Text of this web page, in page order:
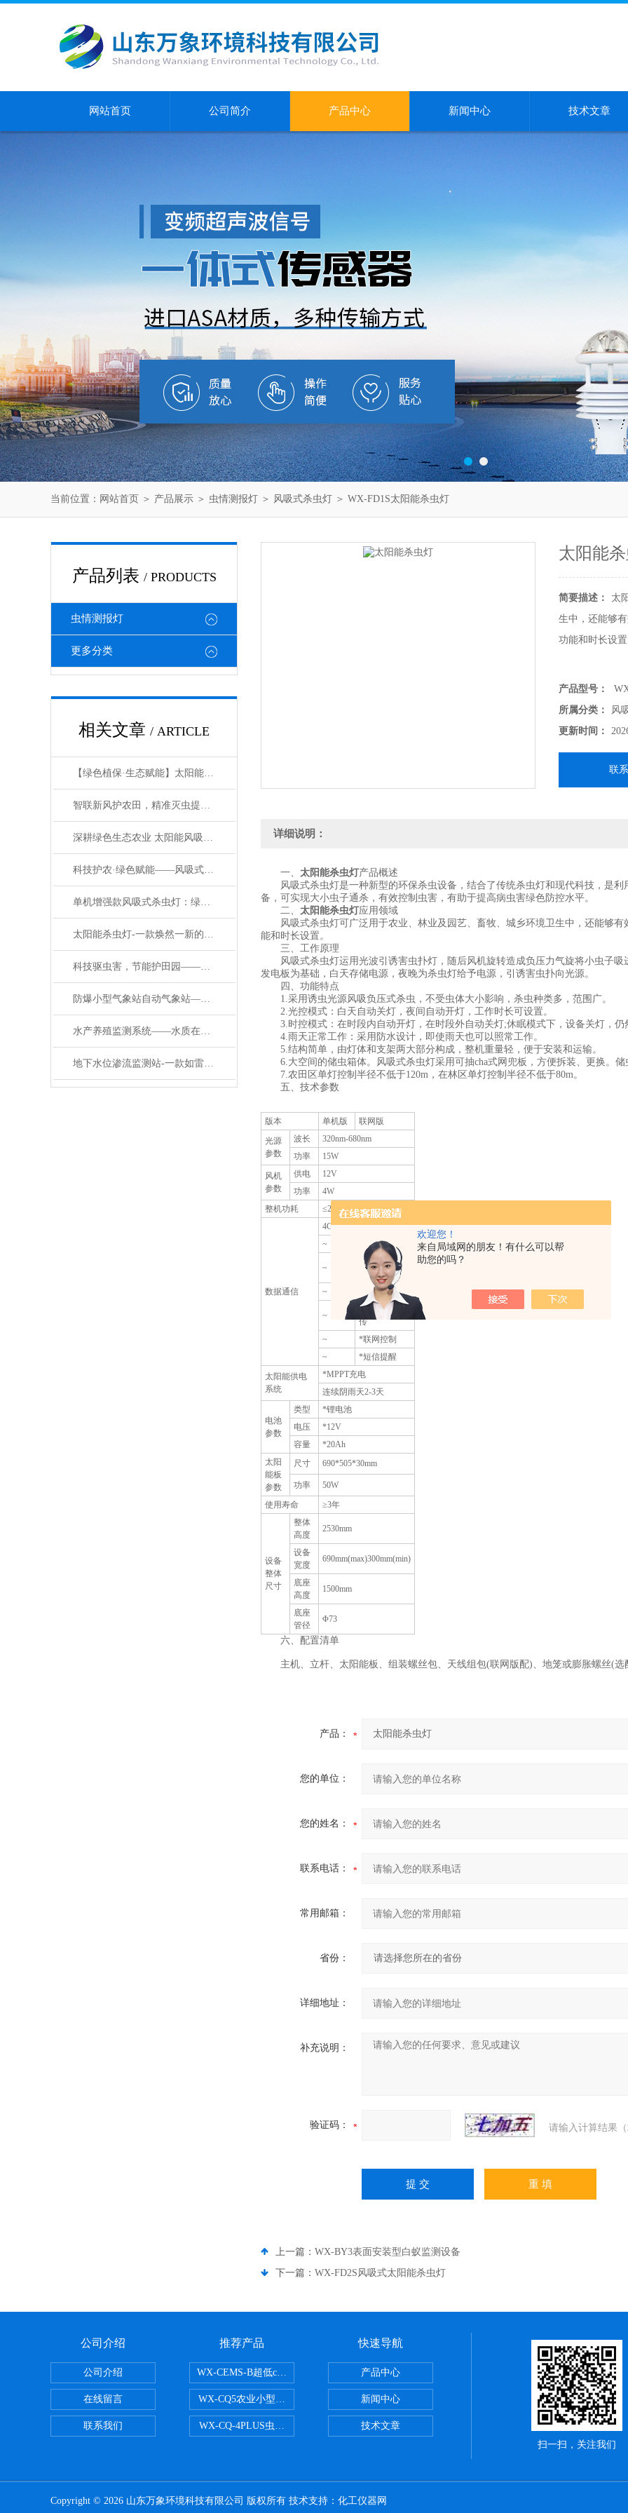
欢迎您！
来自局域网的朋友！有什么可以帮
助您的吗？
网站首页 公司简介 产品中心 新闻中心 技术文章
当前位置： 网站首页 ＞ 产品展示 ＞ 虫情测报灯 ＞ 风吸式杀虫灯 ＞ WX-FD1S太阳能杀虫灯
产品列表 / PRODUCTS
虫情测报灯
更多分类
相关文章 / ARTICLE
【绿色植保·生态赋能】太阳能风吸式杀虫灯，守护田园生态沃土
智联新风护农田，精准灭虫提效能：联网增强款风吸式杀虫灯
深耕绿色生态农业 太阳能风吸式杀虫灯赋能无公害种植新发展
科技护农·绿色赋能——风吸式太阳能环保杀虫设备，重构农田虫害防控新范式
单机增强款风吸式杀虫灯：绿色防控新利器，守护作物无忧生长
太阳能杀虫灯-一款焕然一新的风吸式杀虫灯#2022已更新
科技驱虫害，节能护田园——太阳能风吸式杀虫灯打造高效防虫新模式
防爆小型气象站自动气象站——一款高谈阔论的燃油库气象站024顺丰发货
水产养殖监测系统——水质在线监测系统：水体健康的 “实时监测小卫士”
地下水位渗流监测站-一款如雷贯耳渗压渗流监测系统#2023已更新
太阳能
简要描述：
太
生中，还能够
功能和时长设
产品型号：
所属分类：
风
更新时间：
联
详细说明：
一、 太阳能杀虫灯产品概述
风吸式杀虫灯是一种新型的环保杀虫设备，结合了传统杀虫灯和现代科技，是利
备，可实现大小虫子通杀，有效控制虫害，有助于提高病虫害绿色防控水平。
二、 太阳能杀虫灯应用领域
风吸式杀虫灯可广泛用于农业、林业及园艺、畜牧、城乡环境卫生中，还能够有
能和时长设置。
三、工作原理
风吸式杀虫灯运用光波引诱害虫扑灯，随后风机旋转造成负压力气旋将小虫子吸
发电板为基础，白天存储电源，夜晚为杀虫灯给予电源，引诱害虫扑向光源。
四、功能特点
1.采用诱虫光源风吸负压式杀虫，不受虫体大小影响，杀虫种类多，范围广。
2.光控模式：白天自动关灯，夜间自动开灯，工作时长可设置。
3.时控模式：在时段内自动开灯，在时段外自动关灯;休眠模式下，设备关灯，仍
4.雨天正常工作：采用防水设计，即使雨天也可以照常工作。
5.结构简单，由灯体和支架两大部分构成，整机重量轻，便于安装和运输。
6.大空间的储虫箱体。风吸式杀虫灯采用可抽cha式网兜板，方便拆装、更换。
7.农田区单灯控制半径不低于120m，在林区单灯控制半径不低于80m。
五、技术参数
版本 单机版
联网版
光源
参数
波长
320nm-680nm
功率
15W
风机
参数
供电
12V
功率
4W
整机功耗
≤20W
数据通信
4GCat1
~
风机状态上传
~
诱虫灯状态上
~
电池电压上传
~
*GNSS定位上
传
~
*联网控制
~
*短信提醒
太阳能供电
系统
*MPPT充电
连续阴雨天2-3天
电池
参数
类型
*锂电池
电压
*12V
容量
*20Ah
太阳
能板
参数
尺寸 690*505*30mm
功率
50W
使用寿命
≥3年
设备
整体
尺寸
整体
高度
2530mm
设备
宽度
690mm(max)300mm(min)
底座
高度
1500mm
底座
管径
Φ73
六、配置清单
主机、立杆、太阳能板、组装螺丝包、天线组包(联网版配)、地笼或膨胀螺丝(选
产品：
您的单位：
您的姓名：
联系电话：
常用邮箱：
省份：
详细地址：
补充说明：
验证码： 请输入计算结果
上一篇： WX-BY3表面安装型白蚁监测设备
下一篇： WX-FD2S风吸式太阳能杀虫灯
公司介绍
公司介绍
在线留言
联系我们
推荐产品
WX-CEMS-B超低cems烟气监测系统
WX-CQ5农业小型气象站
WX-CQ-4PLUS虫情测报灯
快速导航
产品中心
新闻中心
技术文章
扫一扫，关注我们
Copyright © 2026 山东万象环境科技有限公司 版权所有 技术支持： 化工仪器网